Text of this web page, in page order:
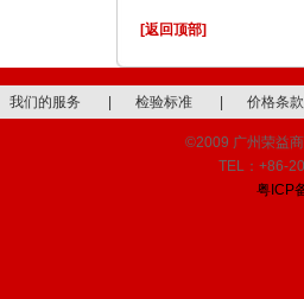
[返回顶部]
我们的服务 检验标准 价格条款
©2009 广州荣益
TEL：+86-
粤ICP